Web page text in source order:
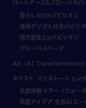
パートナーズ&グローバルパ
暮らしのDXパビリオン
海洋デジタル社会パビリ
地方創生2.0パビリオン
グローバルパーク
AX（AI Transformation
ネクスト ジェネレーション
共創体験ツアー（ウォー
共創アイデア 生成AIエー